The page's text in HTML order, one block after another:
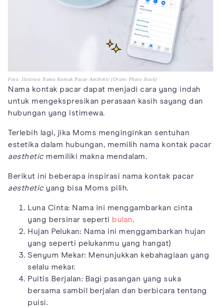
Foto: Ilustrasi Nama Kontak Pacar Aesthetic (Orami Photo Stock)
Nama kontak pacar dapat menjadi cara yang indah
untuk mengekspresikan perasaan kasih sayang dan
hubungan yang istimewa.
Terlebih lagi, jika Moms menginginkan sentuhan
estetika dalam hubungan, memilih nama kontak pacar
aestheticmemiliki makna mendalam.
Berikut ini beberapa inspirasi nama kontak pacar
aestheticyang bisa Moms pilih.
Luna Cinta: Nama ini menggambarkan cinta
yang bersinar seperti bulan.
Hujan Pelukan: Nama ini menggambarkan hujan
yang seperti pelukanmu yang hangat)
Senyum Mekar: Menunjukkan kebahagiaan yang
selalu mekar.
Puitis Berjalan: Bagi pasangan yang suka
bersama sambil berjalan dan berbicara tentang
puisi.